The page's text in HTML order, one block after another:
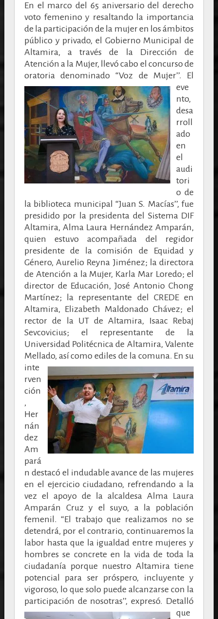
En el marco del 65 aniversario del derecho
voto femenino y resaltando la importancia
de la participación de la mujer en los ámbitos
público y privado, el Gobierno Municipal de
Altamira, a través de la Dirección de
Atención a la Mujer, llevó cabo el concurso de
oratoria denominado “Voz de Mujer’’.
El
eve
nto,
desa
rroll
ado
en
el
audi
tori
o de
la biblioteca municipal “Juan S. Macías’’, fue
presidido por la presidenta del Sistema DIF
Altamira, Alma Laura Hernández Amparán,
quien estuvo acompañada del regidor
presidente de la comisión de Equidad y
Género, Aurelio Reyna Jiménez; la directora
de Atención a la Mujer, Karla Mar Loredo; el
director de Educación, José Antonio Chong
Martínez; la representante del CREDE en
Altamira, Elizabeth Maldonado Chávez; el
rector de la UT de Altamira, Isaac Rebaj
Sevcovicius; el representante de la
Universidad Politécnica de Altamira, Valente
Mellado, así como ediles de la comuna. En su
inte
rven
ción
,
Her
nán
dez
Am
pará
n destacó el indudable avance de las mujeres
en el ejercicio ciudadano, refrendando a la
vez el apoyo de la alcaldesa Alma Laura
Amparán Cruz y el suyo, a la población
femenil.“El trabajo que realizamos no se
detendrá, por el contrario, continuaremos la
labor hasta que la igualdad entre mujeres y
hombres se concrete en la vida de toda la
ciudadanía porque nuestro Altamira tiene
potencial para ser próspero, incluyente y
vigoroso, lo que solo puede alcanzarse con la
participación de nosotras’’, expresó. Detalló
que